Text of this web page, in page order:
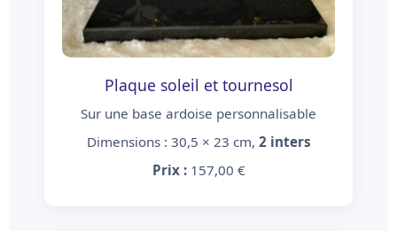
Plaque soleil et tournesol
Sur une base ardoise personnalisable
Dimensions : 30,5 × 23 cm, 2 inters
Prix :157,00 €